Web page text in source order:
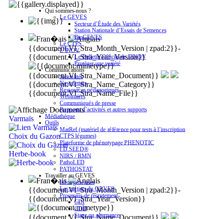
{{document.Vl_Stra_Month_Version | zpad:2}}-
{{document.Vl_Stra_Year_Version}}
{{document.Vl_Stra_Name_Document}}
{{document.Vl_Stra_Name_Category}}
{{document.Vl_Stra_Name_File}}
Varmaïs
Choix du Gazon
Herbe-book
{{document.Vl_Stra_Month_Version | zpad:2}}-
{{document.Vl_Stra_Year_Version}}
Qui sommes-nous ?
Le GEVES
Secteur d’Étude des Variétés
Station Nationale d’Essais de Semences
BioGEVES
Le CTPS
L’INOV
Le Bulletin Officiel de l’INOV
Protéger une variété
Communications
Actualités
Newsletters
Ressources pédagogiques
Webinaires
Communiqués de presse
Rapports d’activités et autres supports
Médiathèque
Outils
MatRef (matériel de référence pour tests à l’inscription
CTPS légumes)
Plateforme de phénotypage PHENOTIC
I.D.SEED®
NIRS / RMN
PathoLED
PATHOSTAT
Travailler au GEVES
Infos générales
Les métiers du GEVES
Processus de recrutement
CDI
CDD
Stage ou alternance